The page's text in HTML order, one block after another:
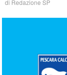
di Redazione SP